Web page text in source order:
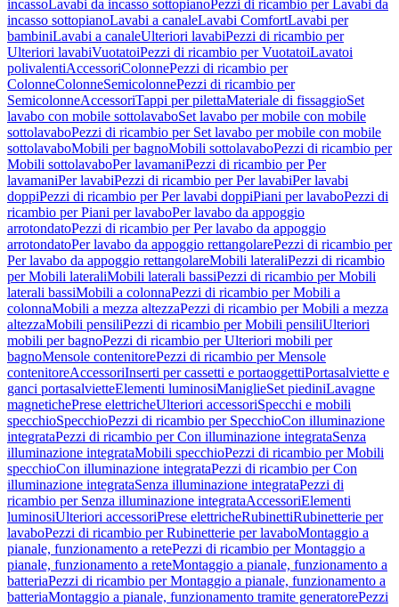
incassoLavabi da incasso sottopianoPezzi di ricambio per Lavabi da
incasso sottopianoLavabi a canaleLavabi ComfortLavabi per
bambiniLavabi a canaleUlteriori lavabiPezzi di ricambio per
Ulteriori lavabiVuotatoiPezzi di ricambio per VuotatoiLavatoi
polivalentiAccessoriColonnePezzi di ricambio per
ColonneColonneSemicolonnePezzi di ricambio per
SemicolonneAccessoriTappi per pilettaMateriale di fissaggioSet
lavabo con mobile sottolavaboSet lavabo per mobile con mobile
sottolavaboPezzi di ricambio per Set lavabo per mobile con mobile
sottolavaboMobili per bagnoMobili sottolavaboPezzi di ricambio per
Mobili sottolavaboPer lavamaniPezzi di ricambio per Per
lavamaniPer lavabiPezzi di ricambio per Per lavabiPer lavabi
doppiPezzi di ricambio per Per lavabi doppiPiani per lavaboPezzi di
ricambio per Piani per lavaboPer lavabo da appoggio
arrotondatoPezzi di ricambio per Per lavabo da appoggio
arrotondatoPer lavabo da appoggio rettangolarePezzi di ricambio per
Per lavabo da appoggio rettangolareMobili lateraliPezzi di ricambio
per Mobili lateraliMobili laterali bassiPezzi di ricambio per Mobili
laterali bassiMobili a colonnaPezzi di ricambio per Mobili a
colonnaMobili a mezza altezzaPezzi di ricambio per Mobili a mezza
altezzaMobili pensiliPezzi di ricambio per Mobili pensiliUlteriori
mobili per bagnoPezzi di ricambio per Ulteriori mobili per
bagnoMensole contenitorePezzi di ricambio per Mensole
contenitoreAccessoriInserti per cassetti e portaoggettiPortasalviette e
ganci portasalvietteElementi luminosiManiglieSet piediniLavagne
magnetichePrese elettricheUlteriori accessoriSpecchi e mobili
specchioSpecchioPezzi di ricambio per SpecchioCon illuminazione
integrataPezzi di ricambio per Con illuminazione integrataSenza
illuminazione integrataMobili specchioPezzi di ricambio per Mobili
specchioCon illuminazione integrataPezzi di ricambio per Con
illuminazione integrataSenza illuminazione integrataPezzi di
ricambio per Senza illuminazione integrataAccessoriElementi
luminosiUlteriori accessoriPrese elettricheRubinettiRubinetterie per
lavaboPezzi di ricambio per Rubinetterie per lavaboMontaggio a
pianale, funzionamento a retePezzi di ricambio per Montaggio a
pianale, funzionamento a reteMontaggio a pianale, funzionamento a
batteriaPezzi di ricambio per Montaggio a pianale, funzionamento a
batteriaMontaggio a pianale, funzionamento tramite generatorePezzi